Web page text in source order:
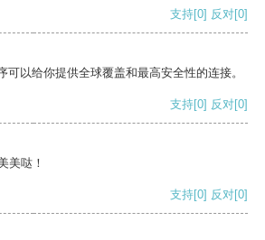
支持[0] 反对[0]
可以给你提供全球覆盖和最高安全性的连接。
支持[0] 反对[0]
美哒！
支持[0] 反对[0]